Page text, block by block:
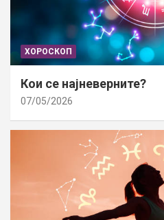
ХОРОСКОП
Кои се најневерните?
07/05/2026